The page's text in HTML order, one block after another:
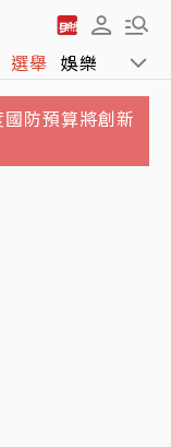
選舉 娛樂 運動
進車長室攻擊…